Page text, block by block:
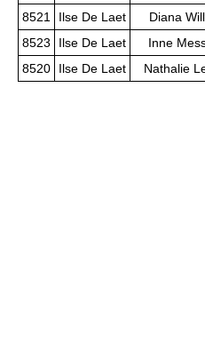
8521
Ilse De Laet Diana
8523
Ilse De Laet Inne
8520
Ilse De Laet Nathalie